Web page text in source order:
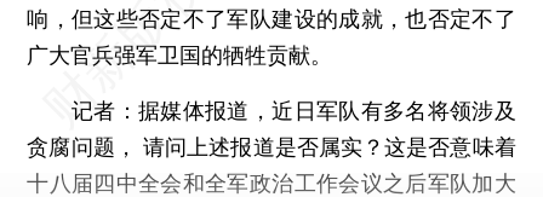
响，但这些否定不了军队建设的成就，也否定不了
广大官兵强军卫国的牺牲贡献。
记者：据媒体报道，近日军队有多名将领涉及
贪腐问题， 请问上述报道是否属实？这是否意味着
十八届四中全会和全军政治工作会议之后军队加大